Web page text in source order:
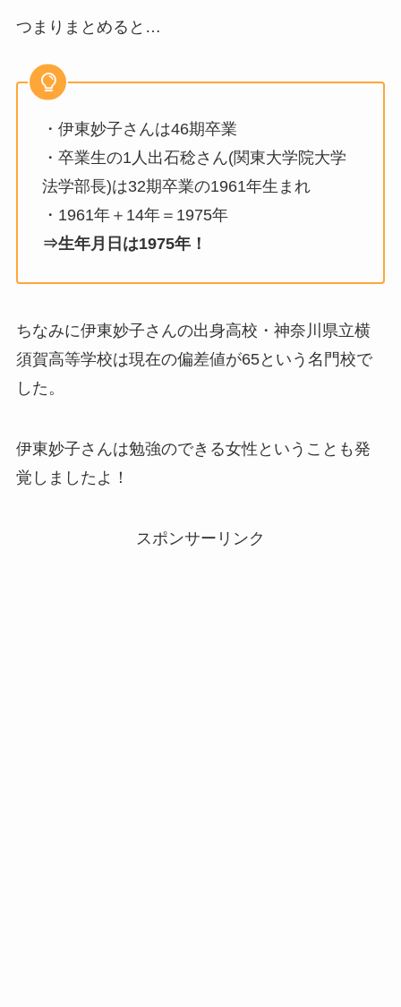
つまりまとめると…
・伊東妙子さんは46期卒業
・卒業生の1人出石稔さん(関東大学院大学
法学部長)は32期卒業の1961年生まれ
・1961年＋14年＝1975年
⇒生年月日は1975年！
ちなみに伊東妙子さんの出身高校・神奈川県立横
須賀高等学校は現在の偏差値が65という名門校で
した。
伊東妙子さんは勉強のできる女性ということも発
覚しましたよ！
スポンサーリンク